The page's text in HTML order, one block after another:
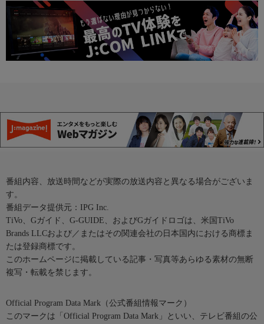
番組内容、放送時間などが実際の放送内容と異なる場合がございま
す。
番組データ提供元：IPG Inc.
TiVo、Gガイド、G-GUIDE、およびGガイドロゴは、米国TiVo
Brands LLCおよび／またはその関連会社の日本国内における商標ま
たは登録商標です。
このホームページに掲載している記事・写真等あらゆる素材の無断
複写・転載を禁じます。
Official Program Data Mark（公式番組情報マーク）
このマークは「Official Program Data Mark」といい、テレビ番組の公